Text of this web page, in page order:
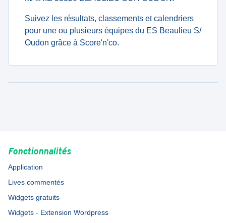
Suivez les résultats, classements et calendriers
pour une ou plusieurs équipes du ES Beaulieu S/
Oudon grâce à Score'n'co.
Fonctionnalités
Application
Lives commentés
Widgets gratuits
Widgets - Extension Wordpress